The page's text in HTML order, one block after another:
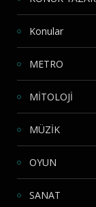
Konular
METRO
MİTOLOJİ
MÜZİK
OYUN
SANAT